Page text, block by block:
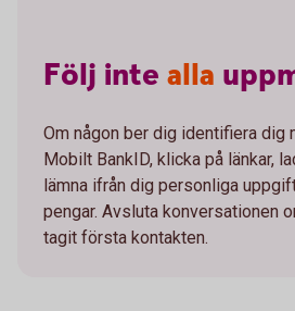
Följ inte alla
Om någon ber dig identifiera dig
Mobilt BankID, klicka på länkar,
lämna ifrån dig personliga
pengar. Avsluta konversationen
tagit första kontakten.